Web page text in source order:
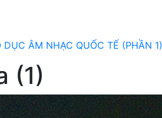
ÂM NHẠC QUỐC TẾ (PHẦN 1)
(1)